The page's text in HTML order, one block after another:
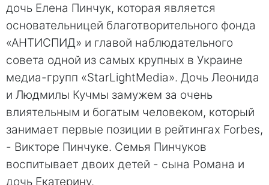
дочь Елена Пинчук, которая является
основательницей благотворительного фонда
«АНТИСПИД» и главой наблюдательного
совета одной из самых крупных в Украине
медиа-групп «StarLightMedia». Дочь Леонида
и Людмилы Кучмы замужем за очень
влиятельным и богатым человеком, который
занимает первые позиции в рейтингах Forbes,
- Викторе Пинчуке. Семья Пинчуков
воспитывает двоих детей - сына Романа и
дочь Екатерину.